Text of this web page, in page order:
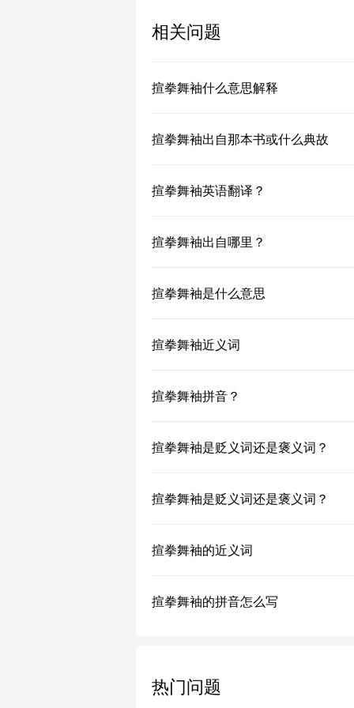
相关问题
揎拳舞袖什么意思解释
揎拳舞袖出自那本书或什么典故
揎拳舞袖英语翻译？
揎拳舞袖出自哪里？
揎拳舞袖是什么意思
揎拳舞袖近义词
揎拳舞袖拼音？
揎拳舞袖是贬义词还是褒义词？
揎拳舞袖是贬义词还是褒义词？
揎拳舞袖的近义词
揎拳舞袖的拼音怎么写
热门问题